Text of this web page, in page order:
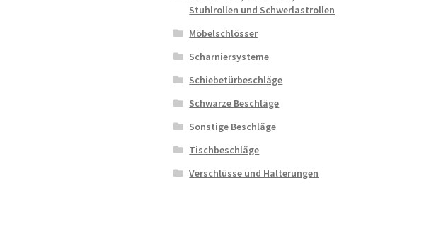
Stuhlrollen und Schwerlastrollen
Möbelschlösser
Scharniersysteme
Schiebetürbeschläge
Schwarze Beschläge
Sonstige Beschläge
Tischbeschläge
Verschlüsse und Halterungen